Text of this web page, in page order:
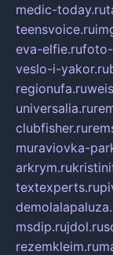
medic-today.ru
teensvoice.ru
eva-elfie.ru
veslo-i-yakor.ru
regionufa.ru
universalia.ru
clubfisher.ru
muraviovka-
arkrym.ru
textexperts.ru
msdip.rujdol.ru
rezemkleim.ru